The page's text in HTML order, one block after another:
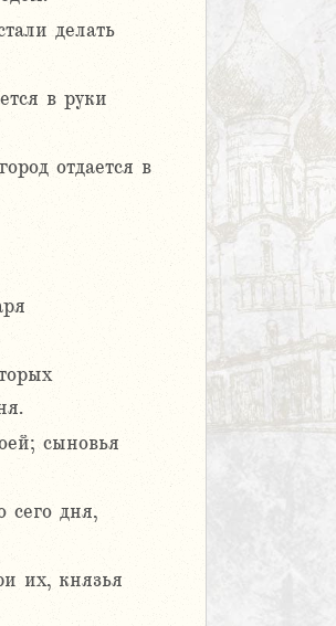
делать
в руки
отдается в
сыновья
сего дня,
их, князья